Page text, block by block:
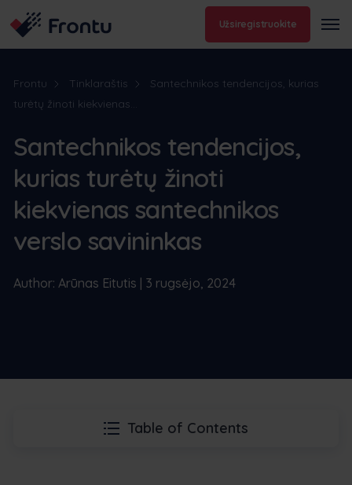
Užsiregistruokite
Frontu Tinklaraštis
Santechnikos tendencijos, kurias
turėtų žinoti kiekvienas...
Santechnikos tendencijos,
kurias turėtų žinoti
kiekvienas santechnikos
verslo savininkas
Author: Arūnas Eitutis | 3 rugsėjo, 2024
Table of Contents